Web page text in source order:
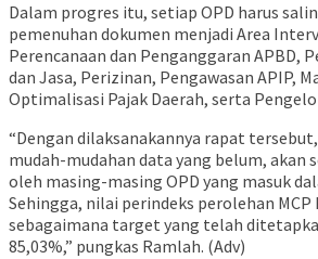
Dalam progres itu, setiap OPD harus
pemenuhan dokumen menjadi Area
Perencanaan dan Penganggaran APBD,
dan Jasa, Perizinan, Pengawasan APIP,
Optimalisasi Pajak Daerah, serta
“Dengan dilaksanakannya rapat
mudah-mudahan data yang belum, akan
oleh masing-masing OPD yang masuk
Sehingga, nilai perindeks perolehan
sebagaimana target yang telah
85,03%,” pungkas Ramlah. (Adv)